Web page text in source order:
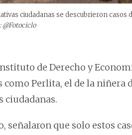
ciudadanas se descubrieron
@Fotociclo
de Derecho y
como Perlita, el de la niñera
ciudadanas.
señalaron que solo estos